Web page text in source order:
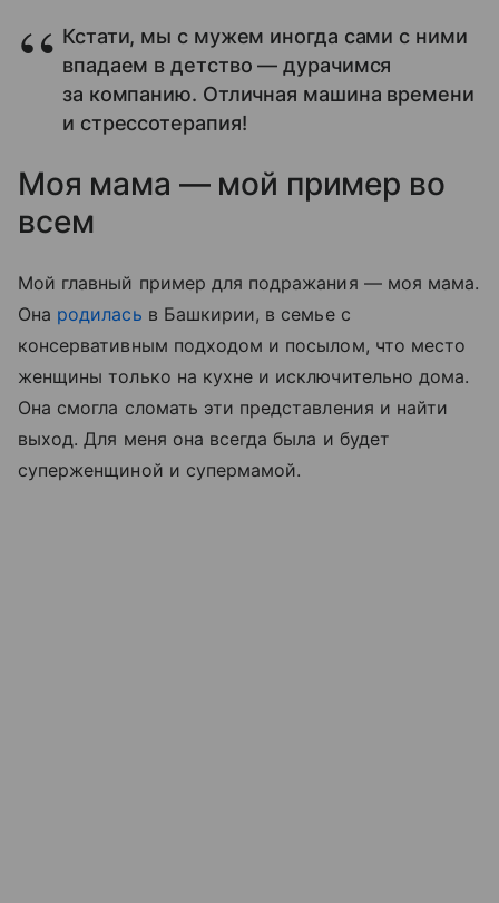
Кстати, мы с мужем иногда сами с ними
впадаем в детство — дурачимся
за компанию. Отличная машина времени
и стрессотерапия!
Моя мама — мой пример во
всем
Мой главный пример для подражания — моя мама.
Она родилась в Башкирии, в семье с
консервативным подходом и посылом, что место
женщины только на кухне и исключительно дома.
Она смогла сломать эти представления и найти
выход. Для меня она всегда была и будет
суперженщиной и супермамой.